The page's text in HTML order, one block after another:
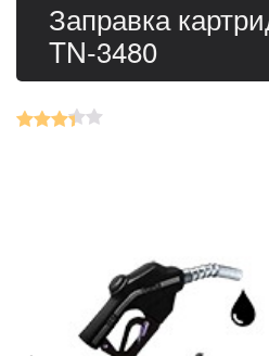
Заправка
TN-3480